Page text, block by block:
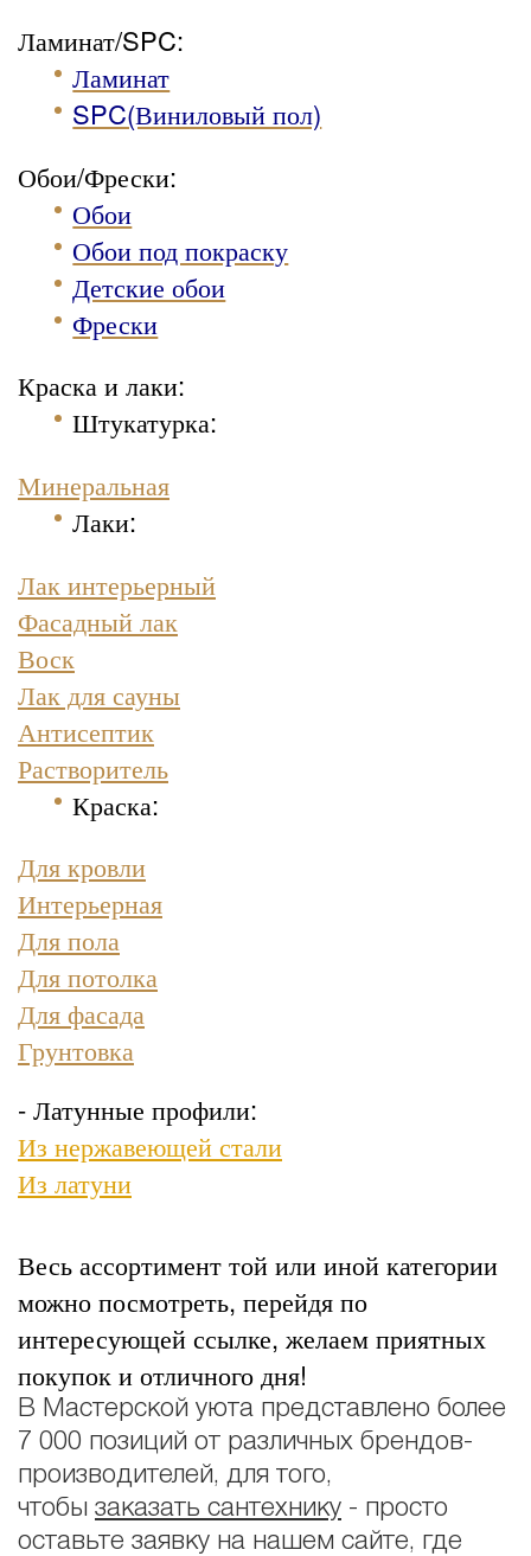
Ламинат/SPC:
Ламинат
SPC(Виниловый пол)
Обои/Фрески:
Обои
Обои под покраску
Детские обои
Фрески
Краска и лаки:
Штукатурка:
Минеральная
Лаки:
Лак интерьерный
Фасадный лак
Воск
Лак для сауны
Антисептик
Растворитель
Краска:
Для кровли
Интерьерная
Для пола
Для потолка
Для фасада
Грунтовка
- Латунные профили:
Из нержавеющей стали
Из латуни
Весь ассортимент той или иной категории
можно посмотреть, перейдя по
интересующей ссылке, желаем приятных
покупок и отличного дня!
В Мастерской уюта представлено более
7 000 позиций от различных брендов-
производителей, для того,
чтобы заказать сантехнику - просто
оставьте заявку на нашем сайте, где